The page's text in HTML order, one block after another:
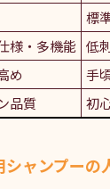
標
様・多機能 低
め
手
品質 初
ャンプーの